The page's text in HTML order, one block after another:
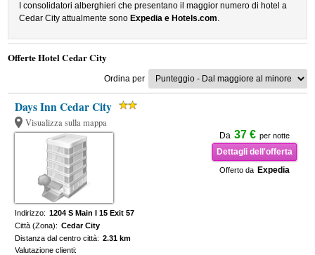
I consolidatori alberghieri che presentano il maggior numero di hotel a
Cedar City attualmente sono Expedia e Hotels.com.
Offerte Hotel Cedar City
Ordina per
Days Inn Cedar City
Visualizza sulla mappa
Da 37 € per notte
Dettagli dell'offerta
Offerto da Expedia
Indirizzo: 1204 S Main I 15 Exit 57
Città (Zona): Cedar City
Distanza dal centro città: 2.31 km
Valutazione clienti: